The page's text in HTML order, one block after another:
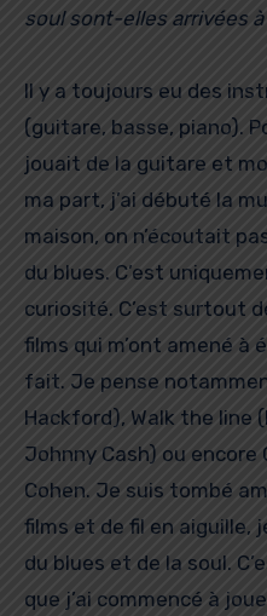
soul sont-elles arrivées à
Il y a toujours eu des
(guitare, basse, piano).
jouait de la guitare et
ma part, j’ai débuté la
maison, on n’écoutait
du blues. C’est
curiosité. C’est surtout
films qui m’ont amené
fait. Je pense
Hackford), Walk the line
Johnny Cash) ou encore
Cohen. Je suis tombé
films et de fil en aiguille,
du blues et de la soul.
que j’ai commencé à